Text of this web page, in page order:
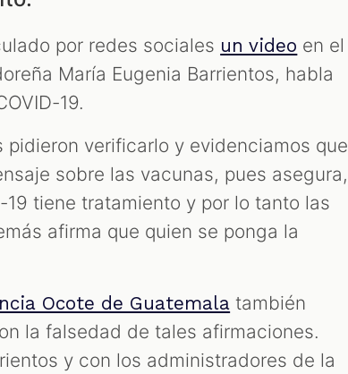
por redes sociales un video en el
María Eugenia Barrientos, habla
19.
verificarlo y evidenciamos que
sobre las vacunas, pues asegura,
tiene tratamiento y por lo tanto las
afirma que quien se ponga la
Ocote de Guatemala también
la falsedad de tales afirmaciones.
y con los administradores de la